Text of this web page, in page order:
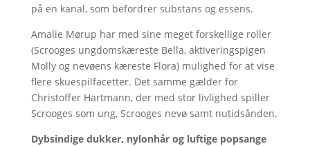
på en kanal, som befordrer substans og essens.
Amalie Mørup har med sine meget forskellige roller
(Scrooges ungdomskæreste Bella, aktiveringspigen
Molly og nevøens kæreste Flora) mulighed for at vise
flere skuespilfacetter. Det samme gælder for
Christoffer Hartmann, der med stor livlighed spiller
Scrooges som ung, Scrooges nevø samt nutidsånden.
Dybsindige dukker, nylonhår og luftige popsange